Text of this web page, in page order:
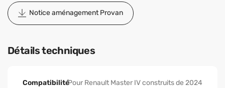
Notice aménagement Provan
Détails techniques
CompatibilitéPour Renault Master IV construits de 2024